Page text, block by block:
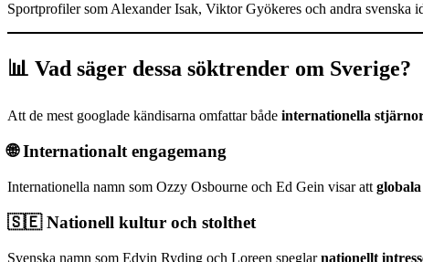
Sportprofiler som Alexander Isak, Viktor Gyökeres och andra svenska
📊 Vad säger dessa söktrender om Sverige?
Att de mest googlade kändisarna omfattar både internationella
🌐 Internationalt engagemang
Internationella namn som Ozzy Osbourne och Ed Gein visar att
🇸🇪 Nationell kultur och stolthet
Svenska namn som Edvin Ryding och Loreen speglarnationellt